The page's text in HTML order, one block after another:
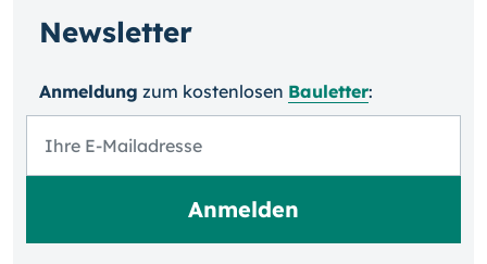
Newsletter
Anmeldung zum kosten­losen Bauletter: